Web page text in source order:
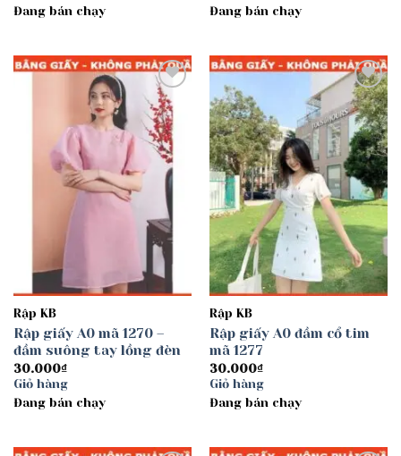
Đang bán chạy
Đang bán chạy
Add to
wishlist
Rập KB
Rập giấy A0 mã 1270 –
đầm suông tay lồng đèn
30.000₫
Giỏ hàng
Đang bán chạy
Add to
wishlist
Rập KB
Rập giấy A0 đầm cổ tim
mã 1277
30.000₫
Giỏ hàng
Đang bán chạy